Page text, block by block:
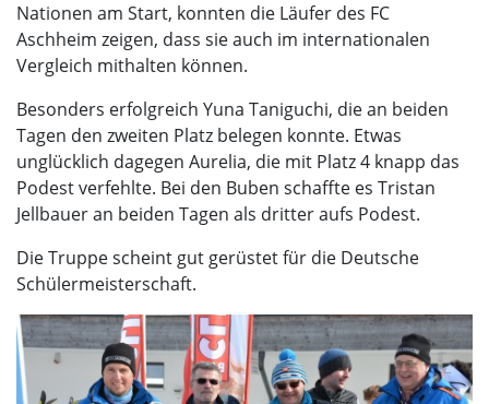
Nationen am Start, konnten die Läufer des FC
Aschheim zeigen, dass sie auch im internationalen
Vergleich mithalten können.
Besonders erfolgreich Yuna Taniguchi, die an beiden
Tagen den zweiten Platz belegen konnte. Etwas
unglücklich dagegen Aurelia, die mit Platz 4 knapp das
Podest verfehlte. Bei den Buben schaffte es Tristan
Jellbauer an beiden Tagen als dritter aufs Podest.
Die Truppe scheint gut gerüstet für die Deutsche
Schülermeisterschaft.